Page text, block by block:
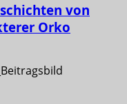
von
Orko